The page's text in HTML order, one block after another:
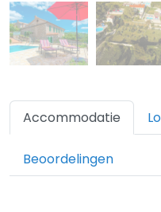
Accommodatie
Beoordelingen